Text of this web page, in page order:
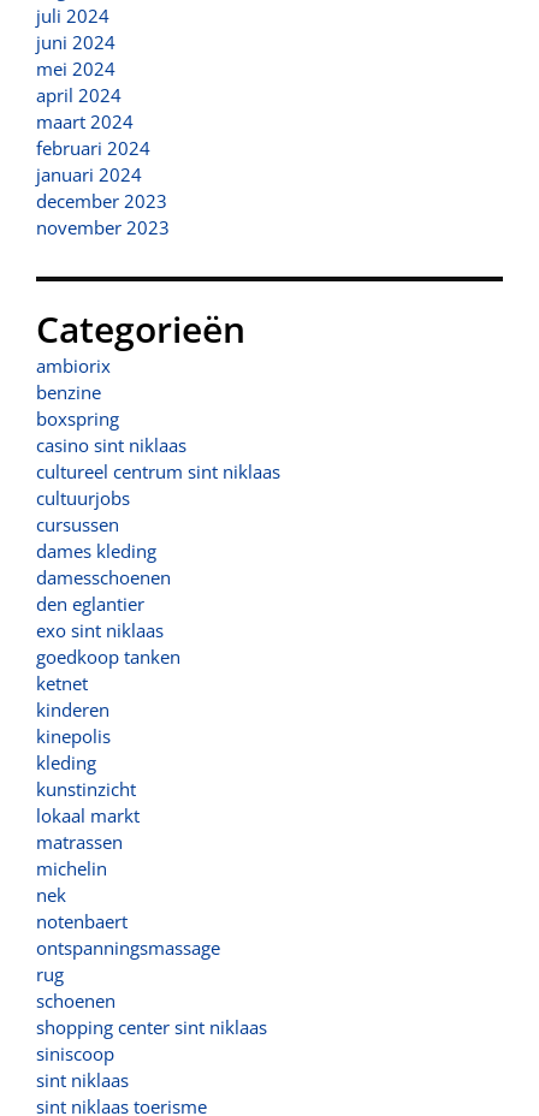
juli 2024
juni 2024
mei 2024
april 2024
maart 2024
februari 2024
januari 2024
december 2023
november 2023
Categorieën
ambiorix
benzine
boxspring
casino sint niklaas
cultureel centrum sint niklaas
cultuurjobs
cursussen
dames kleding
damesschoenen
den eglantier
exo sint niklaas
goedkoop tanken
ketnet
kinderen
kinepolis
kleding
kunstinzicht
lokaal markt
matrassen
michelin
nek
notenbaert
ontspanningsmassage
rug
schoenen
shopping center sint niklaas
siniscoop
sint niklaas
sint niklaas toerisme